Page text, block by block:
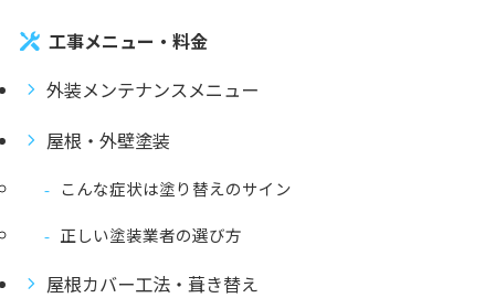
工事メニュー・料金
外装メンテナンスメニュー
屋根・外壁塗装
こんな症状は塗り替えのサイン
正しい塗装業者の選び方
屋根カバー工法・葺き替え